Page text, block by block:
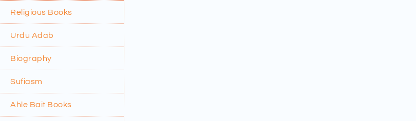
Religious Books
Urdu Adab
Biography
Sufiasm
Ahle Bait Books